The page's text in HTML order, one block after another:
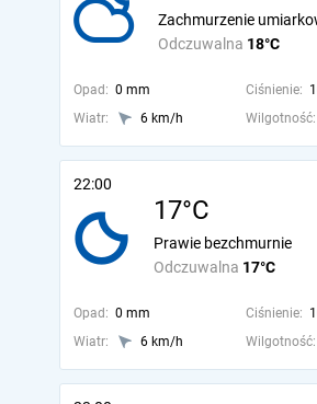
Odczuwalna 18°C
Zachmurzenie
Opad: 0 mm Ciśnienie:
Wiatr:
6 km/h Wilgotność:
22:00
17°C
Odczuwalna 17°C
Prawie bezchmurnie
Opad: 0 mm Ciśnienie:
Wiatr:
6 km/h Wilgotność: